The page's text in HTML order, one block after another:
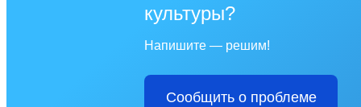
культуры?
Напишите — решим!
Сообщить о проблеме